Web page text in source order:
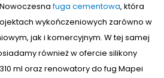
fuga cementowa, która
wykończeniowych zarówno w
jak i komercyjnym. W tej samej
również w ofercie silikony
ml oraz renowatory do fug Mapei